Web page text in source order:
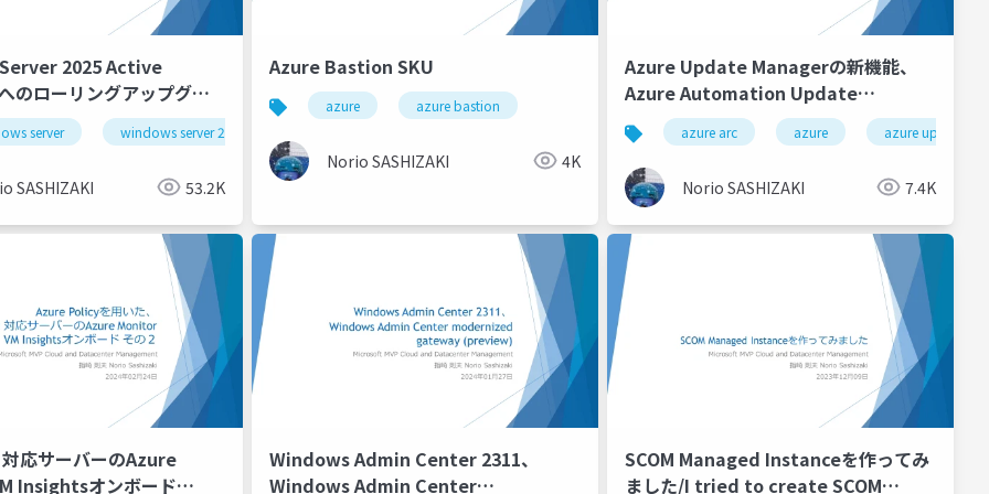
cluster hyper-v
2025 Active
ローリングアップグレ
Upgrade to Windows
Active Directory
server windows server 2025
SASHIZAKI 53.2K
Azure Bastion SKU
azure azure bastion
Norio SASHIZAKI 4K
Azure Update Managerの新機能、
Azure Automation Update
Managementから Azure Update
Managerへの移行/New features of
Azure Update Manager, migration
from Azure Automation Update
Management to Azure Update
Manager
azure arc azure azure update
Norio SASHIZAKI 7.4K
応サーバーのAzure
Insightsオンボード
Windows Admin Center 2311、
Windows Admin Center
SCOM Managed Instanceを作ってみ
ました/I tried to create SCOM